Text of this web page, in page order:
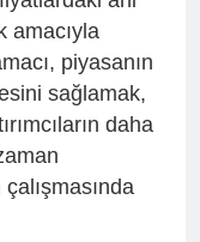
amacıyla
piyasanın
sağlamak,
daha